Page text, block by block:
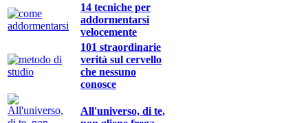
14 tecniche per
addormentarsi
velocemente
101 straordinarie
verità sul cervello
che nessuno
conosce
All'universo, di te,